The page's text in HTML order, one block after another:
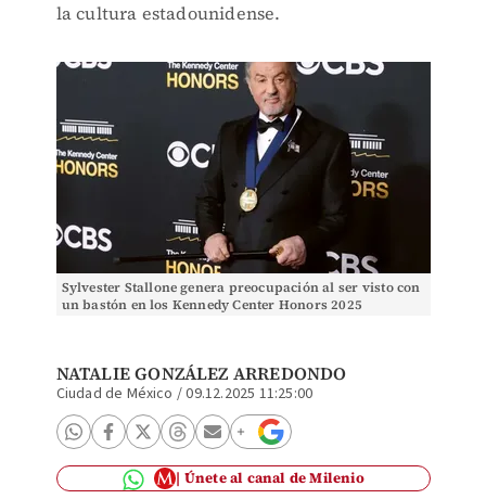
la cultura estadounidense.
Sylvester Stallone genera preocupación al ser visto con
un bastón en los Kennedy Center Honors 2025
NATALIE GONZÁLEZ ARREDONDO
Ciudad de México /09.12.2025 11:25:00
Únete al canal de Milenio